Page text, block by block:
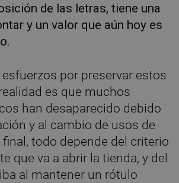
de las letras, tiene una
y un valor que aún hoy es
por preservar estos
es que muchos
han desaparecido debido
y al cambio de usos de
final, todo depende del criterio
que va a abrir la tienda, y del
al mantener un rótulo